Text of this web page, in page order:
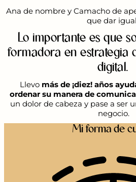
Ana de nombre y Camacho de
que dar
Lo importante es que
formadora en estrategia
digital.
Llevo más de ¡diez! años
ordenar su manera de
un dolor de cabeza y pase a ser
negocio.
Mi forma de